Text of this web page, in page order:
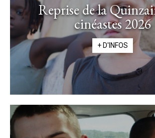
Reprise de la
cinéastes 2026
+ D'INFOS